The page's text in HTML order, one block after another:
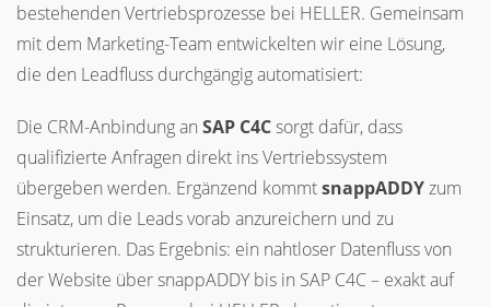
bestehenden Vertriebsprozesse bei HELLER. Gemeinsam
mit dem Marketing-Team entwickelten wir eine Lösung,
die den Leadfluss durchgängig automatisiert:
Die CRM-Anbindung an SAP C4Csorgt dafür, dass
qualifizierte Anfragen direkt ins Vertriebssystem
übergeben werden. Ergänzend kommtsnappADDYzum
Einsatz, um die Leads vorab anzureichern und zu
strukturieren. Das Ergebnis: ein nahtloser Datenfluss von
der Website über snappADDY bis in SAP C4C – exakt auf